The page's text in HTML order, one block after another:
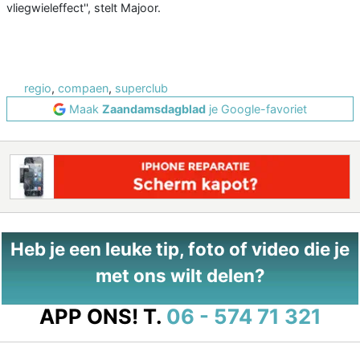
vliegwieleffect'', stelt Majoor.
regio, compaen, superclub
Maak Zaandamsdagblad je Google-favoriet
Heb je een leuke tip, foto of video die je
met ons wilt delen?
APP ONS! T. 06 - 574 71 321